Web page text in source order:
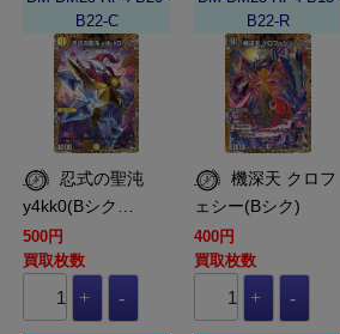
B22-C
y4kk0(Bシク…
500円
買取枚数
B22-R
機深天 クロフ
ェシー(Bシク)
400円
買取枚数